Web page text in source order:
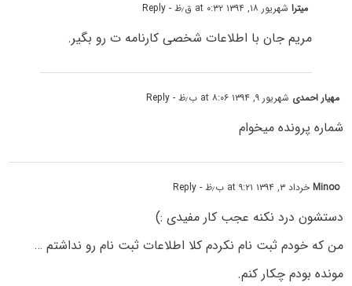
میتراشهریور ۱۸, ۱۳۹۴ at ۰:۳۲ ق٫ظ - Reply
مریم جان با اطلاعات شخصی کارنامه ت رو بگیر.
مهیار احمدی شهریور ۹, ۱۳۹۴ at ۸:۰۶ ب٫ظ - Reply
شماره پرونده میخوام
Minooخرداد ۳, ۱۳۹۴ at ۹:۲۱ ب٫ظ - Reply
دستشون درد نکنه عجب کار مفیدی :)
من که خودم ثبت نام نکردم کلا اطلاعات ثبت نام رو نداشتم …
مونده بودم چکار کنم.